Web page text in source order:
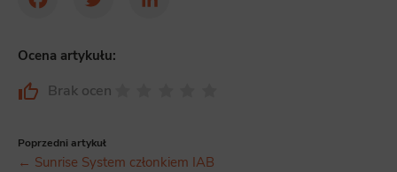
FacebookTwitter LinkedIn
Ocena artykułu:
Brak ocen
Poprzedni artykuł
← Sunrise System członkiem IAB